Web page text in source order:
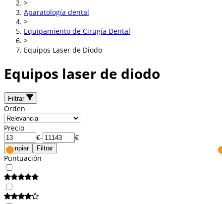
>
Aparatología dental
>
Equipamiento de Cirugía Dental
>
Equipos Laser de Diodo
Equipos laser de diodo
Filtrar
Orden
Precio
€- €
Limpiar Filtrar
Puntuación